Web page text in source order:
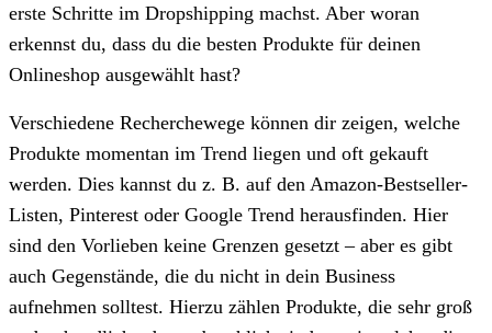
erste Schritte im Dropshipping machst. Aber woran
erkennst du, dass du die besten Produkte für deinen
Onlineshop ausgewählt hast?
Verschiedene Recherchewege können dir zeigen, welche
Produkte momentan im Trend liegen und oft gekauft
werden. Dies kannst du z. B. auf den Amazon-Bestseller-
Listen, Pinterest oder Google Trend herausfinden. Hier
sind den Vorlieben keine Grenzen gesetzt – aber es gibt
auch Gegenstände, die du nicht in dein Business
aufnehmen solltest. Hierzu zählen Produkte, die sehr groß